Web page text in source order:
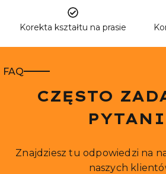
Korekta kształtu na prasie
FAQ
CZĘSTO
Znajdziesz tu odpowiedzi na
naszych